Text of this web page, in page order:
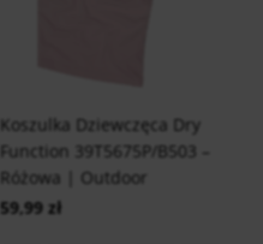
Koszulka Dziewczęca Dry
Function 39T5675P/B503 –
Różowa | Outdoor
59,99 zł